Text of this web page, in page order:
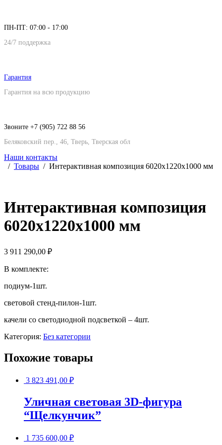
ПН-ПТ: 07:00 - 17:00
24/7 поддержка
Гарантия
Гарантия на всю продукцию
Звоните +7 (905) 722 88 56
Беляковский пер., 46, Тверь, Тверская обл
Наши контакты
Товары
Интерактивная композиция 6020х1220х1000 мм
Интерактивная композиция
6020х1220х1000 мм
3 911 290,00 ₽
В комплекте:
подиум-1шт.
световой стенд-пилон-1шт.
качели со светодиодной подсветкой – 4шт.
Категория: Без категории
Похожие товары
3 823 491,00 ₽
Уличная световая 3D-фигура
“Щелкунчик”
1 735 600,00 ₽